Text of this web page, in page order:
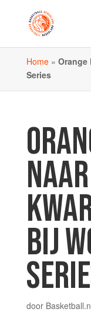
Home» Orange
Series
NAAR
BIJ
door